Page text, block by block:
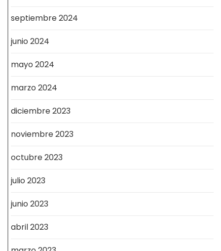
septiembre 2024
junio 2024
mayo 2024
marzo 2024
diciembre 2023
noviembre 2023
octubre 2023
julio 2023
junio 2023
abril 2023